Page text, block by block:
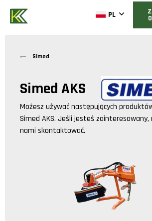
PL
Simed
Simed AKS
Możesz używać następujących
Simed AKS. Jeśli jesteś zainteresowany,
nami skontaktować.